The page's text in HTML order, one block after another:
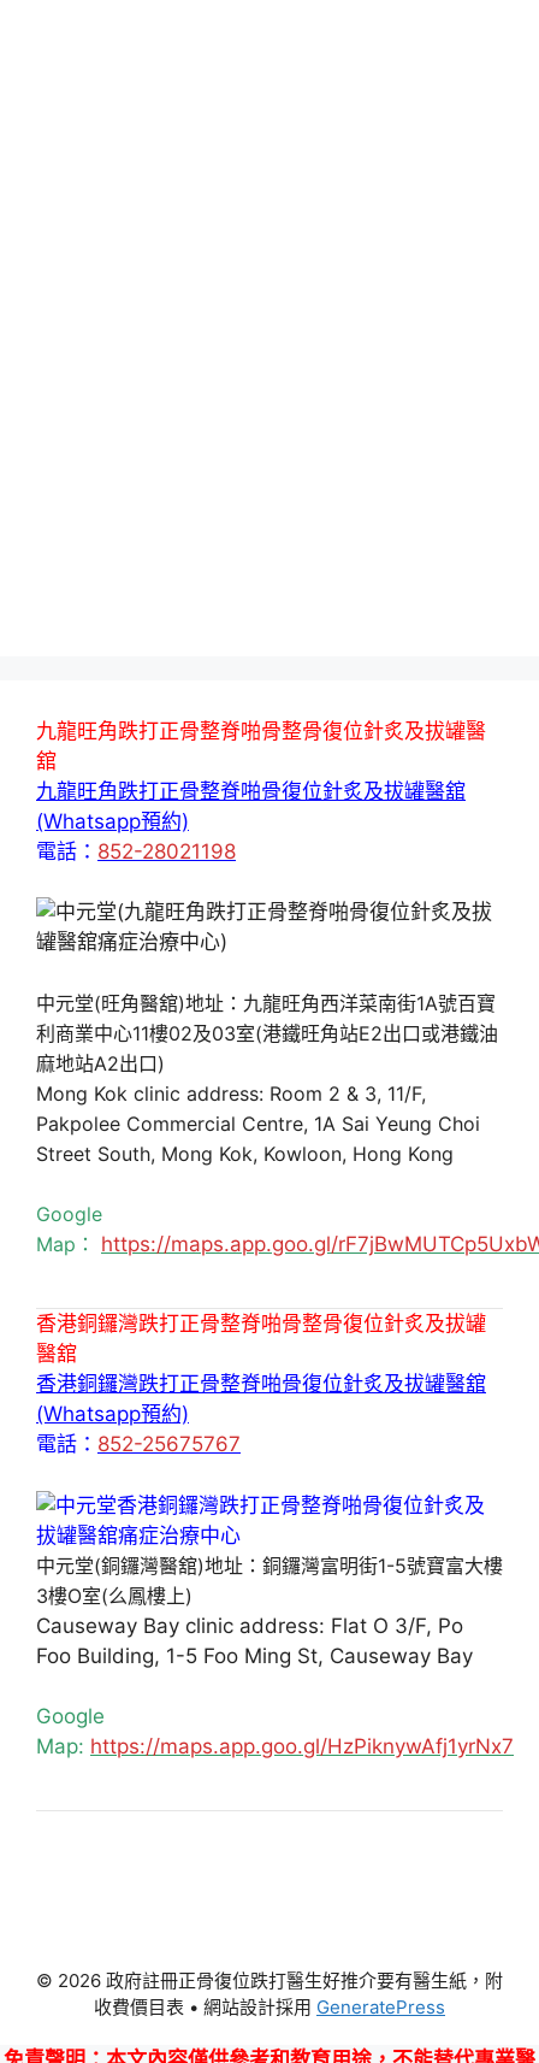
九龍旺角跌打正骨整脊啪骨整骨復位針炙及拔罐醫
舘
九龍旺角跌打正骨整脊啪骨復位針炙及拔罐醫舘
(Whatsapp預約)
電話： 852-28021198
中元堂(旺角醫舘)地址：九龍旺角西洋菜南街1A號百寶
利商業中心11樓02及03室(港鐵旺角站E2出口或港鐵油
麻地站A2出口)
Mong Kok clinic address: Room 2 & 3, 11/F,
Pakpolee Commercial Centre, 1A Sai Yeung Choi
Street South, Mong Kok, Kowloon, Hong Kong
Google
Map： https://maps.app.goo.gl/
香港銅鑼灣跌打正骨整脊啪骨整骨復位針炙及拔罐
醫舘
香港銅鑼灣跌打正骨整脊啪骨復位針炙及拔罐醫舘
(Whatsapp預約)
電話： 852-25675767
中元堂(銅鑼灣醫舘)地址：銅鑼灣富明街1-5號寶富大樓
3樓O室(么鳳樓上)
Causeway Bay clinic address: Flat O 3/F, Po
Foo Building, 1-5 Foo Ming St, Causeway Bay
Google
Map: https://maps.app.goo.gl/HzPiknywAfj1yrNx7
© 2026 政府註冊正骨復位跌打醫生好推介要有醫生紙，附
收費價目表 • 網站設計採用 GeneratePress